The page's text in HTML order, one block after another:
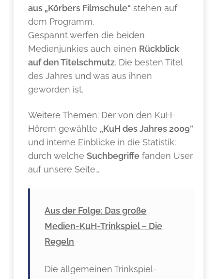
aus „Körbers Filmschule“ stehen auf
dem Programm.
Gespannt werfen die beiden
Medienjunkies auch einen Rückblick
auf den Titelschmutz. Die besten Titel
des Jahres und was aus ihnen
geworden ist.
Weitere Themen: Der von den KuH-
Hörern gewählte „KuH des Jahres 2009“
und interne Einblicke in die Statistik:
durch welcheSuchbegriffe fanden User
auf unsere Seite…
Aus der Folge: Das große
Medien-KuH-Trinkspiel – Die
Regeln
Die allgemeinen Trinkspiel-